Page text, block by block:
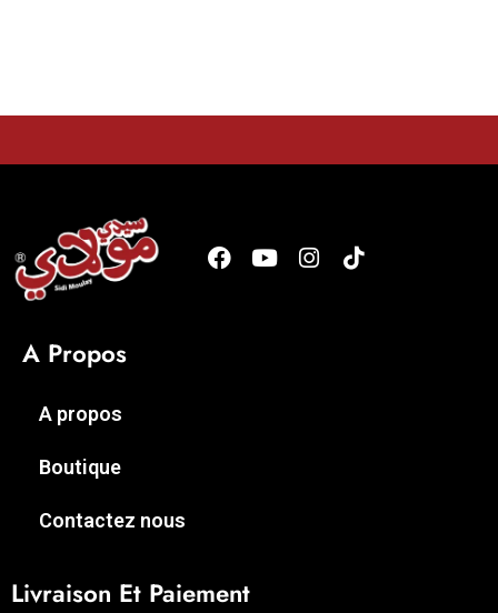
A Propos
A propos
Boutique
Contactez nous
Livraison Et Paiement